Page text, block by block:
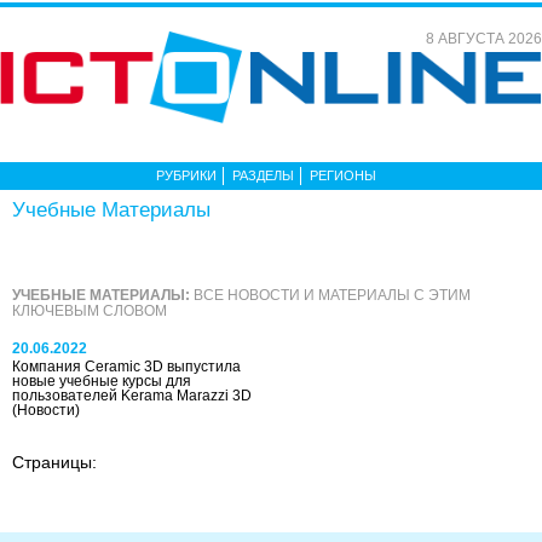
8 АВГУСТА 2026
РУБРИКИ РАЗДЕЛЫ РЕГИОНЫ
Учебные Материалы
УЧЕБНЫЕ МАТЕРИАЛЫ: ВСЕ НОВОСТИ И МАТЕРИАЛЫ С ЭТИМ
КЛЮЧЕВЫМ СЛОВОМ
20.06.2022
Компания Ceramic 3D выпустила
новые учебные курсы для
пользователей Kerama Marazzi 3D
(Новости)
Страницы: